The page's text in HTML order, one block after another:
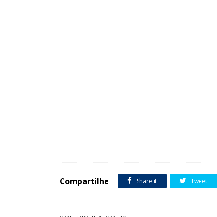
Compartilhe Share it Tweet